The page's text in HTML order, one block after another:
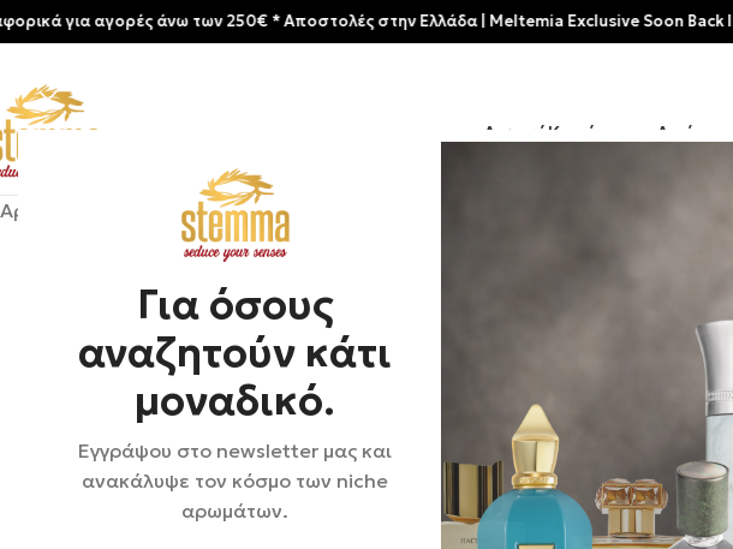
Για όσους
αναζητούν κάτι
μοναδικό.
Εγγράψου στο newsletter μας και
ανακάλυψε τον κόσμο των niche
αρωμάτων.
Αρχική Κατάστημα Αρώματα
Αρχική σελίδα Shop/Αρώματα/
αγορές άνω των 250€ * Aποστολές στην Ελλάδα | Meltemia Exclusive Soon Back In Stock